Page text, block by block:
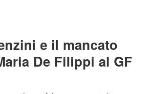
e il mancato
De Filippi al GF